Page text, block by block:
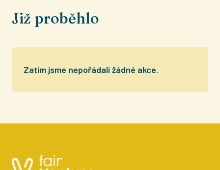
Již proběhlo
Zatím jsme nepořádali žádné akce.